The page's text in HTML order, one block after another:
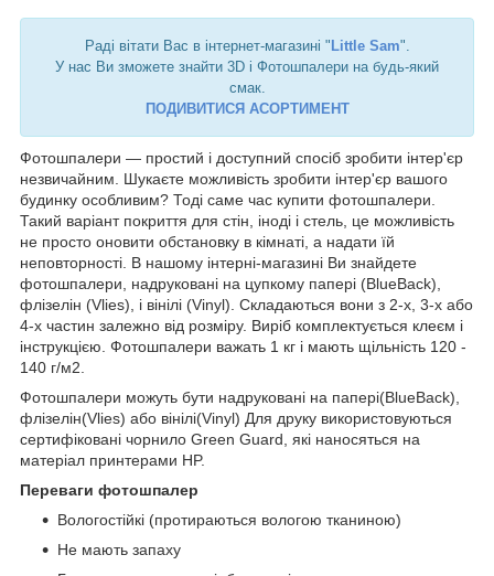
Раді вітати Вас в інтернет-магазині " Little Sam".
У нас Ви зможете знайти 3D і Фотошпалери на будь-який
смак.
ПОДИВИТИСЯ АСОРТИМЕНТ
Фотошпалери — простий і доступний спосіб зробити інтер'єр
незвичайним. Шукаєте можливість зробити інтер'єр вашого
будинку особливим? Тоді саме час купити фотошпалери.
Такий варіант покриття для стін, іноді і стель, це можливість
не просто оновити обстановку в кімнаті, а надати їй
неповторності. В нашому інтерні-магазині Ви знайдете
фотошпалери, надруковані на цупкому папері (BlueBack),
флізелін (Vlies), і вінілі (Vinyl). Складаються вони з 2-х, 3-х або
4-х частин залежно від розміру. Виріб комплектується клеєм і
інструкцією. Фотошпалери важать 1 кг і мають щільність 120 -
140 г/м2.
Фотошпалери можуть бути надруковані на папері(BlueBack),
флізелін(Vlies) або вінілі(Vinyl) Для друку використовуються
сертифіковані чорнило Green Guard, які наносяться на
матеріал принтерами HP.
Переваги фотошпалер
Вологостійкі (протираються вологою тканиною)
Не мають запаху